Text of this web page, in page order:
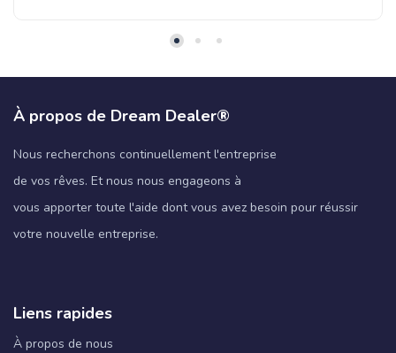
À propos de Dream Dealer®
Nous recherchons continuellement l'entreprise
de vos rêves. Et nous nous engageons à
vous apporter toute l'aide dont vous avez besoin pour réussir
votre nouvelle entreprise.
Liens rapides
À propos de nous